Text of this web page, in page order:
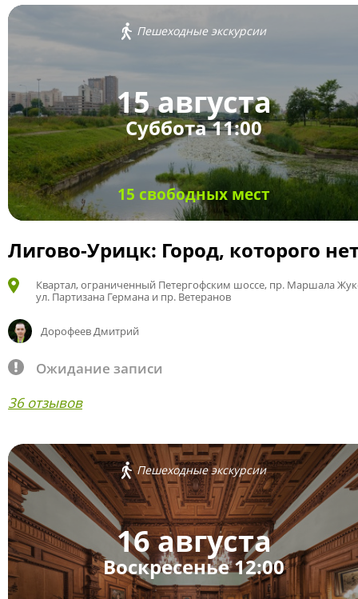
Пешеходные экскурсии
15 августа
Суббота 11:00
15 свободных мест
Лигово-Урицк: Город, которого
Квартал, ограниченный Петергофским шоссе, пр. Маршала
ул. Партизана Германа и пр. Ветеранов
Дорофеев Дмитрий
Ожидание записи
36 отзывов
Пешеходные экскурсии
16 августа
Воскресенье 12:00